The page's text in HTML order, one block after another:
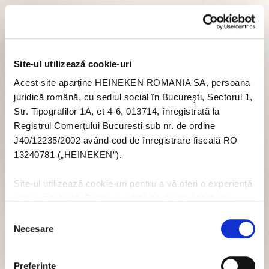
Site-ul utilizează cookie-uri
Acest site aparține HEINEKEN ROMANIA SA, persoana
juridică română, cu sediul social în Bucureşti, Sectorul 1,
Str. Tipografilor 1A, et 4-6, 013714, înregistrată la
Registrul Comerţului Bucuresti sub nr. de ordine
J40/12235/2002 având cod de înregistrare fiscală RO
13240781 („HEINEKEN”).
Site-ul utilizează cookie-uri pentru a vă oferi o experiență
acceptați cookie-uri în legătură cu utilizarea acestui site
nu trebuie să acceptați cookie-uri prin intermediul banner-
ului pop-up, sau puteți să dezactivați cookie-urile - dar
consimțământului
Necesare
Preferinţe